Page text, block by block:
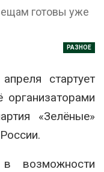
готовы уже
РАЗНОЕ
стартует
организаторами
«Зелёные»
возможности